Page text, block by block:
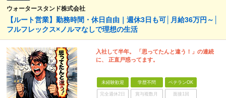
ウォータースタンド株式会社
【ルート営業】勤務時間・休日自由｜週休3日も可│月給36万円～│
フルフレックス×ノルマなしで理想の生活
入社して半年。 「思ってたんと違う！」の連続
に、 正直戸惑ってます。
未経験歓迎 学歴不問 ベテランOK
完全週休2日 賞与複数月 面接1回